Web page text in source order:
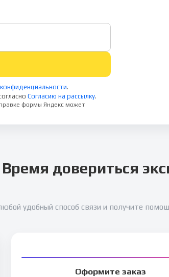
.
Согласию на рассылку.
формы Яндекс может
Время довериться
удобный способ связи и получите
Оформите заказ